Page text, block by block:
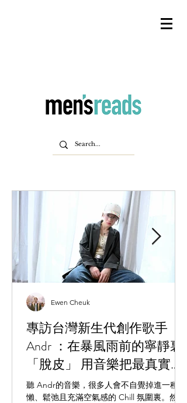
專訪台灣新生代創作歌手
Andr ：在暴風雨前的寧靜裏
「脫皮」 用音樂把最真實的
一面呈現
聽 Andr的音樂，很多人會不自覺掉進一種慵
懶、鬆弛且充滿空氣感的 Chill 氛圍裏。然
Ewen Cheuk